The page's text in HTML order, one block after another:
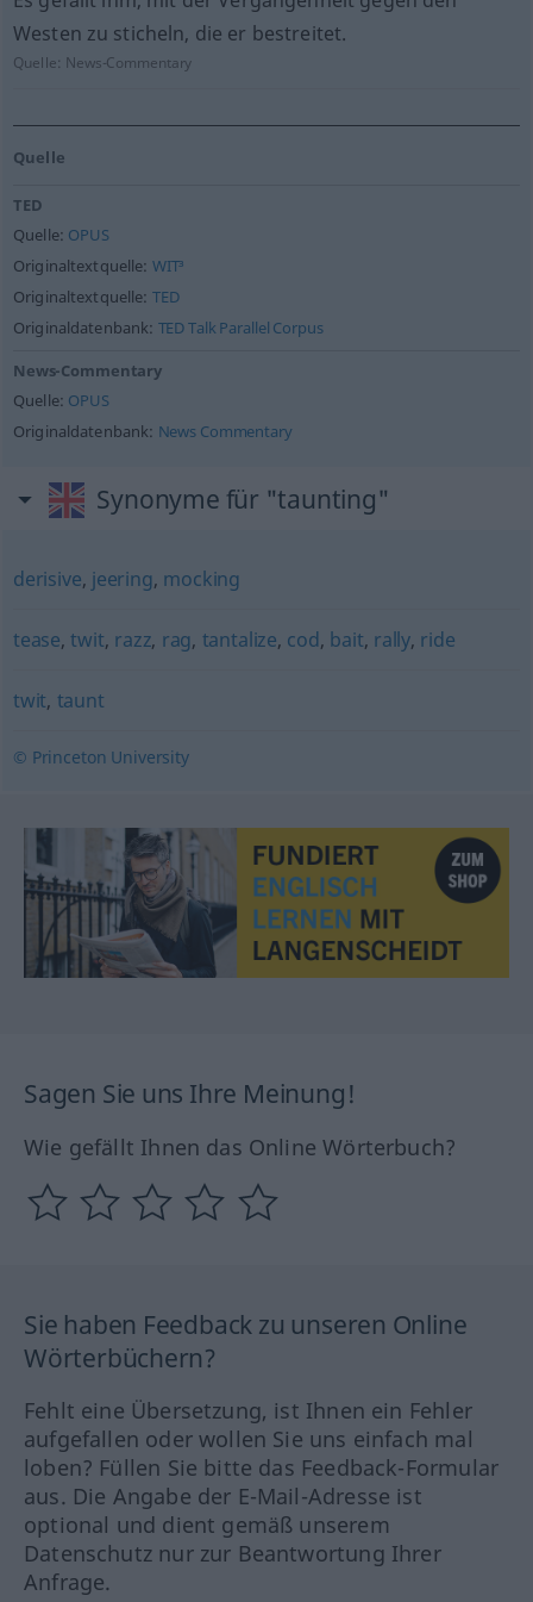
Westen zu sticheln, die er bestreitet.
Quelle: News-Commentary
Quelle
TED
Quelle: OPUS
Originaltextquelle: WIT³
Originaltextquelle: TED
Originaldatenbank: TED Talk Parallel Corpus
News-Commentary
Quelle: OPUS
Originaldatenbank: News Commentary
Synonyme für "taunting"
derisive, jeering, mocking
tease,twit, razz, rag, tantalize, cod, bait, rally, ride
twit, taunt
© Princeton University
Sagen Sie uns Ihre Meinung!
Wie gefällt Ihnen das Online Wörterbuch?
Sie haben Feedback zu unseren Online
Wörterbüchern?
Fehlt eine Übersetzung, ist Ihnen ein Fehler
aufgefallen oder wollen Sie uns einfach mal
loben? Füllen Sie bitte das Feedback-Formular
aus. Die Angabe der E-Mail-Adresse ist
optional und dient gemäß unserem
Datenschutz nur zur Beantwortung Ihrer
Anfrage.